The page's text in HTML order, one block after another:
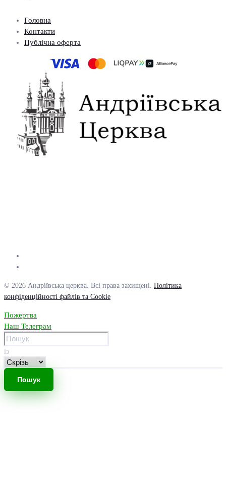
Головна
Контакти
Публічна оферта
© 2026 Андріївська церква. Всі права захищені. Політика
конфіденційності файлів та Cookie
Пожертва
Наш Телеграм
із